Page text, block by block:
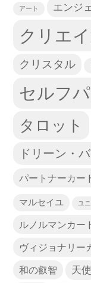
アート エンジ
クリエ
クリスタル
セルフ
タロット
ドリーン・
パートナーカー
マルセイユ ユ
ルノルマンカー
ヴィジョナリー
和の叡智 天使